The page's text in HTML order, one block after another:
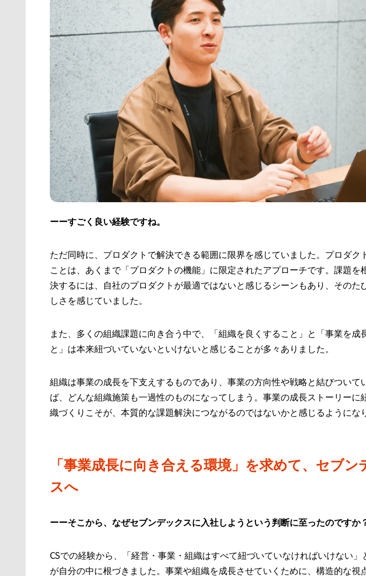
ーーすごく良い経験ですね。
ただ同時に、プロダクトで解決できる範囲に限界を感じていました。プロダク
ことは、あくまで「プロダクトの機能」に限定されたアプローチです。課題を
決するには、自社のプロダクトが最適ではないと感じるシーンもあり、そのた
しさを感じていました。
また、多くの組織課題に向き合う中で、「組織を良くすること」と「事業を成
と」は本来紐づいていないといけないと感じることが多々ありました。
組織は事業の成長を下支えするものであり、事業の方向性や戦略と結びついて
ば、どんな組織施策も一過性のものになってしまう。事業の成長ストーリーに
織づくりこそが、本質的な課題解決につながるのではないかと感じるようにな
「事業成長に向き合える環境」を求めて、セブン
スへ
ーーそこから、なぜセブンデックスに入社しようという判断に至ったのですか
CSでの経験から、「経営・事業・組織はすべて紐づいていなければいけない」
が自分の中に根づきました。事業や組織を成長させていくために、構造的な視